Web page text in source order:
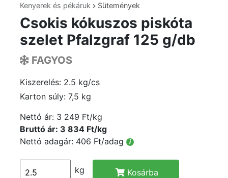
Kenyerek és pékáruk Sütemények
Csokis kókuszos piskóta
szelet Pfalzgraf 125 g/db
FAGYOS
Kiszerelés: 2.5 kg/cs
Karton súly: 7,5 kg
Nettó ár: 3 249 Ft/kg
Bruttó ár: 3 834 Ft/kg
Nettó adagár: 406 Ft/adag
i
kg Kosárba